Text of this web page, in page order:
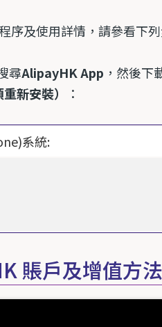
序及使用詳情，請參看下
尋AlipayHK App ，然後下
重新安裝） ：
系統:
賬戶及增值方